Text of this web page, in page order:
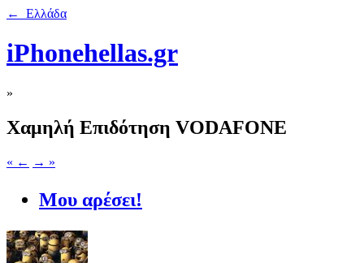
← Ελλάδα
iPhonehellas.gr
»
Χαμηλή Επιδότηση VODAFONE
« ← → »
Μου αρέσει!